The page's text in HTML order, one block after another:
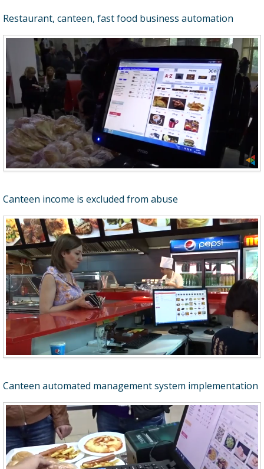
Restaurant, canteen, fast food business automation
Canteen income is excluded from abuse
Canteen automated management system implementation